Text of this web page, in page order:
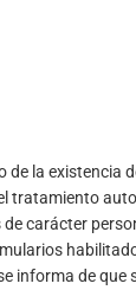
de la existencia
tratamiento
carácter
informa de que